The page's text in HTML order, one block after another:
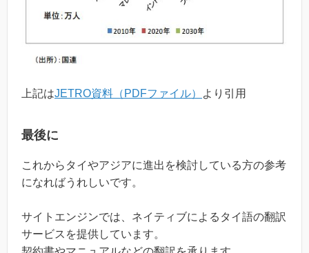
上記はJETRO資料（PDFファイル） より引用
最後に
これからタイやアジアに進出を検討している方の参考
になればうれしいです。
サイトエンジンでは、ネイティブによるタイ語の翻訳
サービスを提供しています。